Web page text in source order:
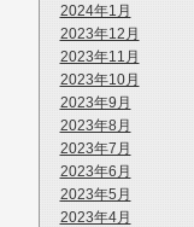
2024年1月
2023年12月
2023年11月
2023年10月
2023年9月
2023年8月
2023年7月
2023年6月
2023年5月
2023年4月